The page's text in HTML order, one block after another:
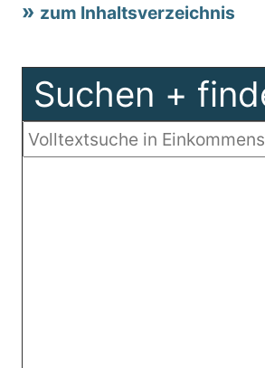
zum Inhaltsverzeichnis
Suchen +